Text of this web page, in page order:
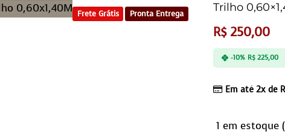
Frete Grátis Pronta Entrega Trilho
R$250,00
Em até 2x de
-10% R$225,00
1 em estoque